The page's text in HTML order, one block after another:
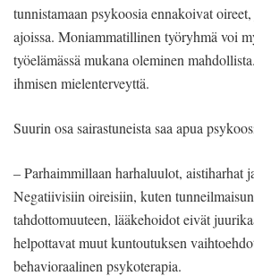
tunnistamaan psykoosia ennakoivat
ajoissa. Moniammatillinen työryhmä voi
työelämässä mukana oleminen
ihmisen mielenterveyttä.
Suurin osa sairastuneista saa apua
– Parhaimmillaan harhaluulot, aistiharhat
Negatiivisiin oireisiin, kuten
tahdottomuuteen, lääkehoidot eivät
helpottavat muut kuntoutuksen
behavioraalinen psykoterapia.